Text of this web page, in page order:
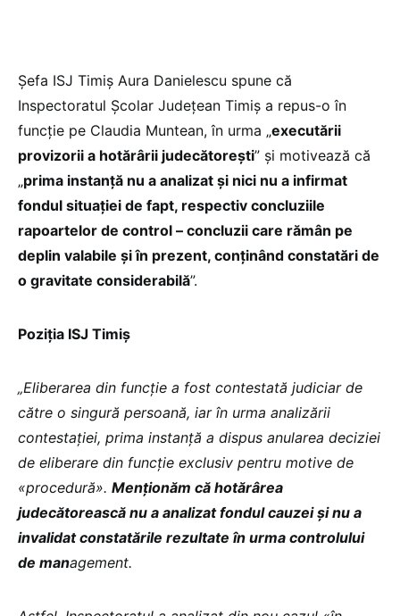
Șefa ISJ Timiș Aura Danielescu spune că
Inspectoratul Școlar Județean Timiș a repus-o în
funcție pe Claudia Muntean, în urma „executării
provizorii a hotărârii judecătorești” și motivează că
„prima instanță nu a analizat și nici nu a infirmat
fondul situației de fapt, respectiv concluziile
rapoartelor de control – concluzii care rămân pe
deplin valabile și în prezent, conținând constatări de
o gravitate considerabilă”.
Poziția ISJ Timiș
„Eliberarea din funcție a fost contestată judiciar de
către o singură persoană, iar în urma analizării
contestației, prima instanță a dispus anularea deciziei
de eliberare din funcție exclusiv pentru motive de
«procedură». Menționăm că hotărârea
judecătorească nu a analizat fondul cauzei și nu a
invalidat constatările rezultate în urma controlului
de management.